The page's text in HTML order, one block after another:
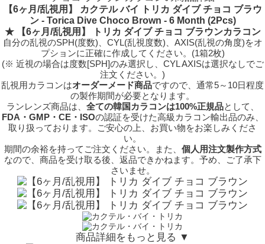
【6ヶ月/乱視用】 カクテル バイ トリカ ダイブ チョコ ブラウ
ン - Torica Dive Choco Brown - 6 Month (2Pcs)
★ 【6ヶ月/乱視用】 トリカ ダイブ チョコ ブラウンカラコン
自分の乱視のSPH(度数)、CYL(乱視度数)、AXIS(乱視の角度)をオ
プションに正確に作成してください。(1箱2枚)
(※ 近視の場合は度数[SPH]のみ選択し、CYL AXISは選択なしでご
注文ください。)
乱視用カラコンはオーダーメード商品ですので、 通常5～10日程度
の製作期間が必要となります。
ランレンズ商品は、 全ての韓国カラコンは100%正規品として、
FDA・GMP・CE・ISOの認証を受けた高級カラコン輸出品のみ、
取り扱っております。ご安心の上、お買い物をお楽しみくださ
い。
期間の余裕を持ってご注文ください。また、 個人用注文製作方式
なので、商品を受け取る後、返品できかねます。予め、ご了承下
さいませ。
商品詳細をもっと見る ▼